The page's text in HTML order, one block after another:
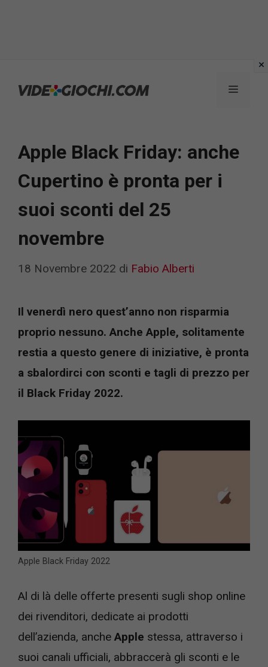
Menu
Apple Black Friday: anche
Cupertino è pronta per i
suoi sconti del 25
novembre
18 Novembre 2022 di Fabio Alberti
Il venerdì nero quest’anno non risparmia
proprio nessuno. Anche Apple, solitamente
restia a questo genere di iniziative, è pronta
a sbalordirci con sconti e tagli di prezzo per
il Black Friday 2022.
Apple Black Friday 2022
Al di là delle offerte presenti sugli shop online
dei rivenditori, dedicate ai prodotti
dell’azienda, anche Apple stessa, attraverso i
suoi canali ufficiali, abbraccerà gli sconti e le